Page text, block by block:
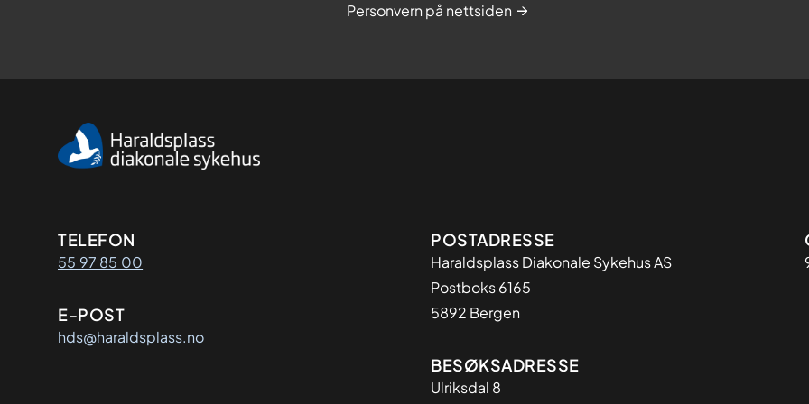
Personvern på nettsiden
Kontaktinformasjon
TELEFON
55 97 85 00
E-POST
hds@haraldsplass.no
Adresse
POSTADRESSE
Haraldsplass Diakonale Sykehus AS
Postboks 6165
5892 Bergen
BESØKSADRESSE
Ulriksdal 8